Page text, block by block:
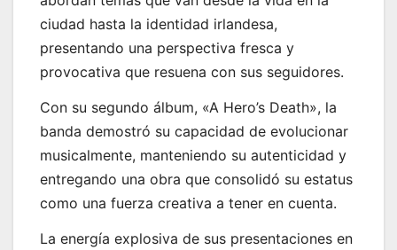
ciudad hasta la identidad irlandesa,
presentando una perspectiva fresca y
provocativa que resuena con sus seguidores.
Con su segundo álbum, «A Hero’s Death», la
banda demostró su capacidad de evolucionar
musicalmente, manteniendo su autenticidad y
entregando una obra que consolidó su estatus
como una fuerza creativa a tener en cuenta.
La energía explosiva de sus presentaciones en